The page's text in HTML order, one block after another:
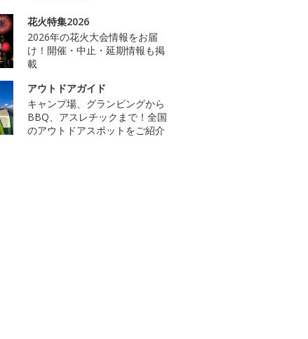
花火特集2026
2026年の花火大会情報をお届
け！開催・中止・延期情報も掲
載
アウトドアガイド
キャンプ場、グランピングから
BBQ、アスレチックまで！全国
のアウトドアスポットをご紹介